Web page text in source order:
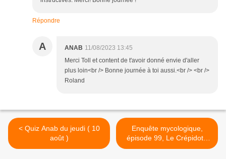
Répondre
A ANAB 11/08/2023 13:45
Merci Toll et content de t'avoir donné envie d'aller
plus loin<br /> Bonne journée à toi aussi.<br /> <br />
Roland
< Quiz Anab du jeudi ( 10
août )
Enquête mycologique,
épisode 99, Le Crépidote
aplani Crepidotus